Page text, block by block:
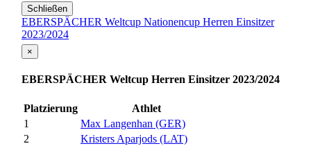
Schließen
EBERSPÄCHER Weltcup Nationencup Herren Einsitzer
2023/2024
×
EBERSPÄCHER Weltcup Herren Einsitzer 2023/2024
Platzierung
Athlet
1
Max Langenhan (GER)
2
Kristers Aparjods (LAT)